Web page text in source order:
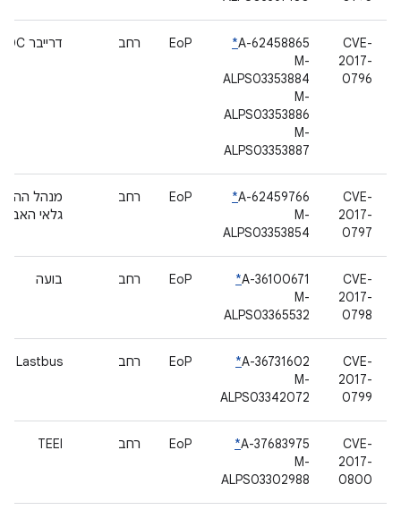
CVE-
2017-
0796
A-62458865
*
M-
ALPS03353884
M-
ALPS03353886
M-
ALPS03353887
EoP רחב דרייבר AUXADC
CVE-
2017-
0797
A-62459766
*
M-
ALPS03353854
EoP רחב
מנהל
גלאי
CVE-
2017-
0798
A-36100671
*
M-
ALPS03365532
EoP רחב בועה
CVE-
2017-
0799
A-36731602
*
M-
ALPS03342072
EoP רחב Lastbus
CVE-
2017-
0800
A-37683975
*
M-
ALPS03302988
EoP רחב TEEI